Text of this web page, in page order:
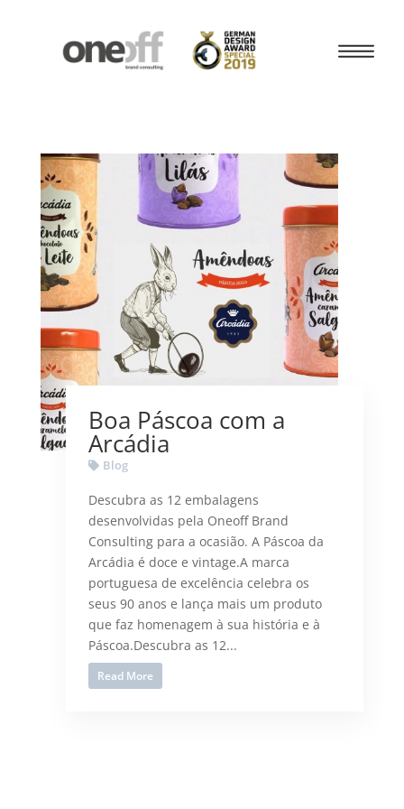
Boa Páscoa com a
Arcádia
Blog
Descubra as 12 embalagens
desenvolvidas pela Oneoff Brand
Consulting para a ocasião. A Páscoa da
Arcádia é doce e vintage.A marca
portuguesa de excelência celebra os
seus 90 anos e lança mais um produto
que faz homenagem à sua história e à
Páscoa.Descubra as 12...
Read More